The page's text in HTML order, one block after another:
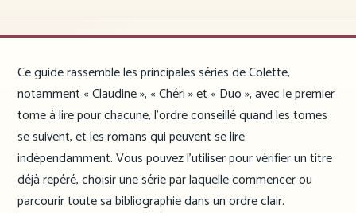
Ce guide rassemble les principales séries de Colette,
notamment « Claudine », « Chéri » et « Duo », avec le premier
tome à lire pour chacune, l’ordre conseillé quand les tomes
se suivent, et les romans qui peuvent se lire
indépendamment. Vous pouvez l’utiliser pour vérifier un titre
déjà repéré, choisir une série par laquelle commencer ou
parcourir toute sa bibliographie dans un ordre clair.